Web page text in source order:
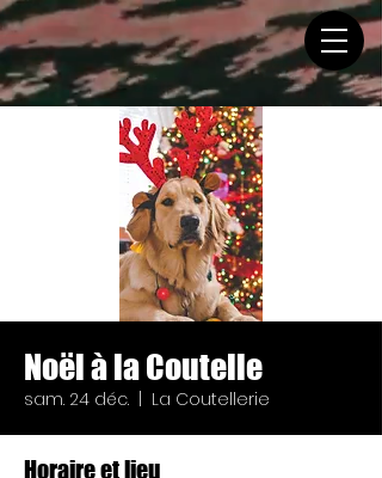
Noël à la Coutelle
sam. 24 déc. La Coutellerie
Horaire et lieu